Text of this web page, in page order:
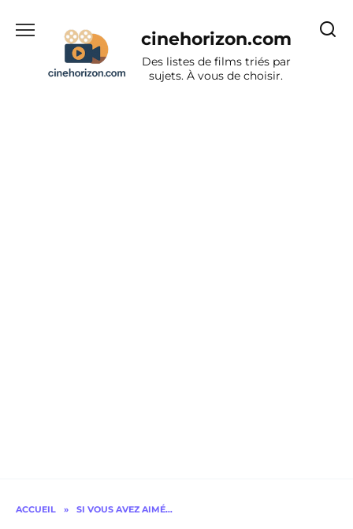
cinehorizon.com
Des listes de films triés par
sujets. À vous de choisir.
ACCUEIL » SI VOUS AVEZ AIMÉ…